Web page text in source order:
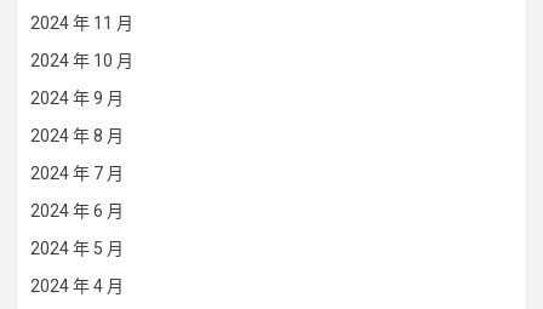
2024 年 11 月
2024 年 10 月
2024 年 9 月
2024 年 8 月
2024 年 7 月
2024 年 6 月
2024 年 5 月
2024 年 4 月